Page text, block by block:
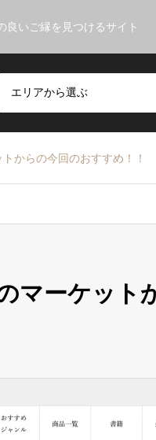
良いご縁を見つけるサイト
エリアから選ぶ
からの今回のおすすめ！！
マーケット